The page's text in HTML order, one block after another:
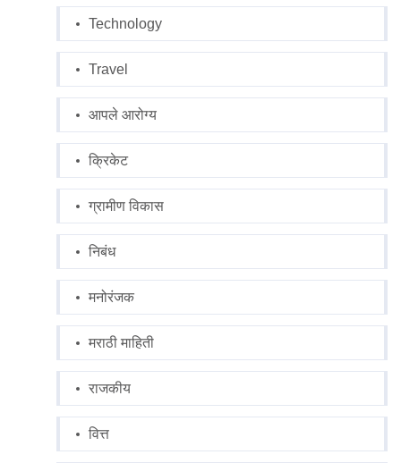
Technology
Travel
आपले आरोग्य
क्रिकेट
ग्रामीण विकास
निबंध
मनोरंजक
मराठी माहिती
राजकीय
वित्त